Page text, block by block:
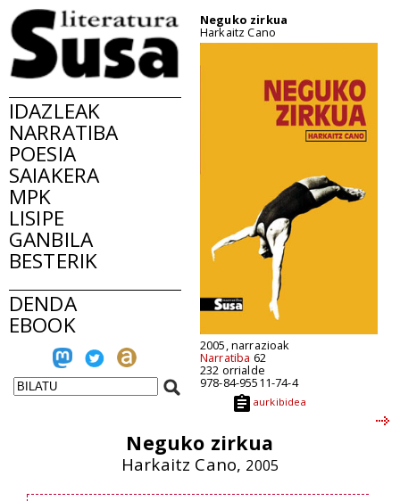
IDAZLEAK
NARRATIBA
POESIA
SAIAKERA
MPK
LISIPE
GANBILA
BESTERIK
DENDA
EBOOK
Neguko zirkua
Harkaitz Cano
2005, narrazioak
Narratiba 62
232 orrialde
978-84-95511-74-4
aurkibidea
Neguko zirkua
Harkaitz Cano, 2005